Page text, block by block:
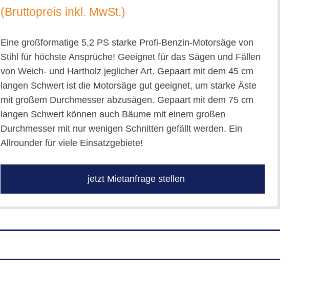
(Bruttopreis inkl. MwSt.)
Eine großformatige 5,2 PS starke Profi-Benzin-Motorsäge von
Stihl für höchste Ansprüche! Geeignet für das Sägen und Fällen
von Weich- und Hartholz jeglicher Art. Gepaart mit dem 45 cm
langen Schwert ist die Motorsäge gut geeignet, um starke Äste
mit großem Durchmesser abzusägen. Gepaart mit dem 75 cm
langen Schwert können auch Bäume mit einem großen
Durchmesser mit nur wenigen Schnitten gefällt werden. Ein
Allrounder für viele Einsatzgebiete!
jetzt Mietanfrage stellen